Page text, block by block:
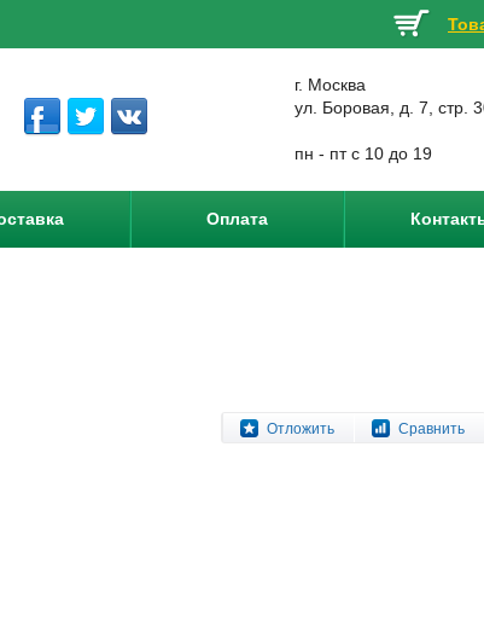
г. Москва
ул. Боровая, д. 7, стр.
пн - пт с 10 до 19
Оплата
Отложить Сравнить